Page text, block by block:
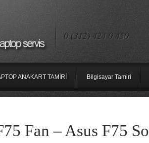
0 (312) 424 0 450
ANAKART TAMİRİ Bilgisayar Tamiri
Fan – Asus F75